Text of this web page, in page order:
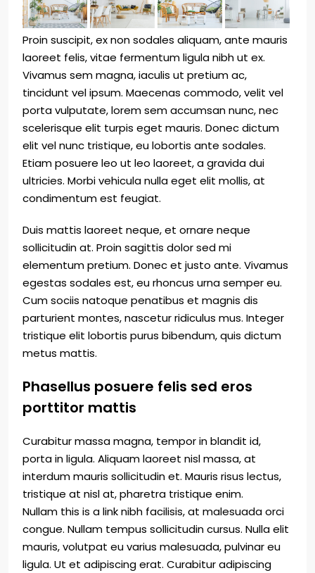
Proin suscipit, ex non sodales aliquam, ante mauris
laoreet felis, vitae fermentum ligula nibh ut ex.
Vivamus sem magna, iaculis ut pretium ac,
tincidunt vel ipsum. Maecenas commodo, velit vel
porta vulputate, lorem sem accumsan nunc, nec
scelerisque elit turpis eget mauris. Donec dictum
elit vel nunc tristique, eu lobortis ante sodales.
Etiam posuere leo ut leo laoreet, a gravida dui
ultricies. Morbi vehicula nulla eget elit mollis, at
condimentum est feugiat.
Duis mattis laoreet neque, et ornare neque
sollicitudin at. Proin sagittis dolor sed mi
elementum pretium. Donec et justo ante. Vivamus
egestas sodales est, eu rhoncus urna semper eu.
Cum sociis natoque penatibus et magnis dis
parturient montes, nascetur ridiculus mus. Integer
tristique elit lobortis purus bibendum, quis dictum
metus mattis.
Phasellus posuere felis sed eros
porttitor mattis
Curabitur massa magna, tempor in blandit id,
porta in ligula. Aliquam laoreet nisl massa, at
interdum mauris sollicitudin et. Mauris risus lectus,
tristique at nisl at, pharetra tristique enim.
Nullam this is a link nibh facilisis, at malesuada orci
congue. Nullam tempus sollicitudin cursus. Nulla elit
mauris, volutpat eu varius malesuada, pulvinar eu
ligula. Ut et adipiscing erat. Curabitur adipiscing